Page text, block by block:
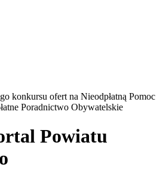
konkursu ofert na Nieodpłatną Pomoc
Poradnictwo Obywatelskie
Powiatu